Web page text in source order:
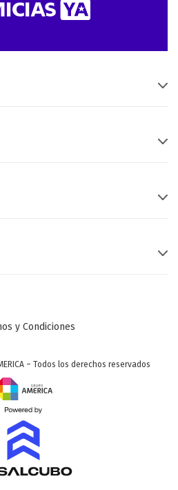
y Condiciones
– Todos los derechos reservados